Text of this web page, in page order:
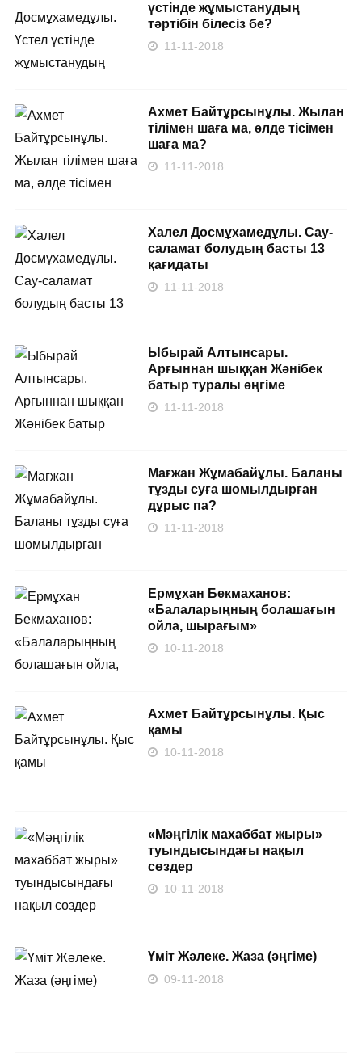
үстінде жұмыстанудың
тәртібін білесіз бе?
11-11-2018
Ахмет Байтұрсынұлы. Жылан
тілімен шаға ма, әлде тісімен
шаға ма?
11-11-2018
Халел Досмұхамедұлы. Сау-
саламат болудың басты 13
қағидаты
11-11-2018
Ыбырай Алтынсары.
Арғыннан шыққан Жәнібек
батыр туралы әңгіме
11-11-2018
Мағжан Жұмабайұлы. Баланы
тұзды суға шомылдырған
дұрыс па?
11-11-2018
Ермұхан Бекмаханов:
«Балаларыңның болашағын
ойла, шырағым»
10-11-2018
Ахмет Байтұрсынұлы. Қыс
қамы
10-11-2018
«Мәңгілік махаббат жыры»
туындысындағы нақыл
сөздер
10-11-2018
Үміт Жәлеке. Жаза (әңгіме)
09-11-2018